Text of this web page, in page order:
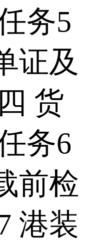
务5
证及
货
务6
前检
港装